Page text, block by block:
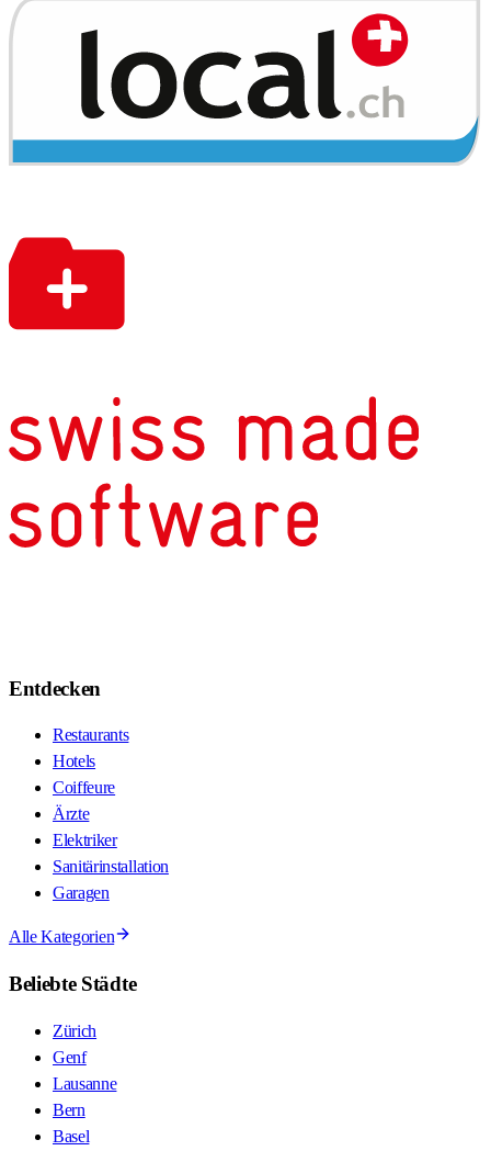
Entdecken
Restaurants
Hotels
Coiffeure
Ärzte
Elektriker
Sanitärinstallation
Garagen
Alle Kategorien
Beliebte Städte
Zürich
Genf
Lausanne
Bern
Basel